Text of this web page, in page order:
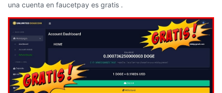
una cuenta en faucetpay es gratis .